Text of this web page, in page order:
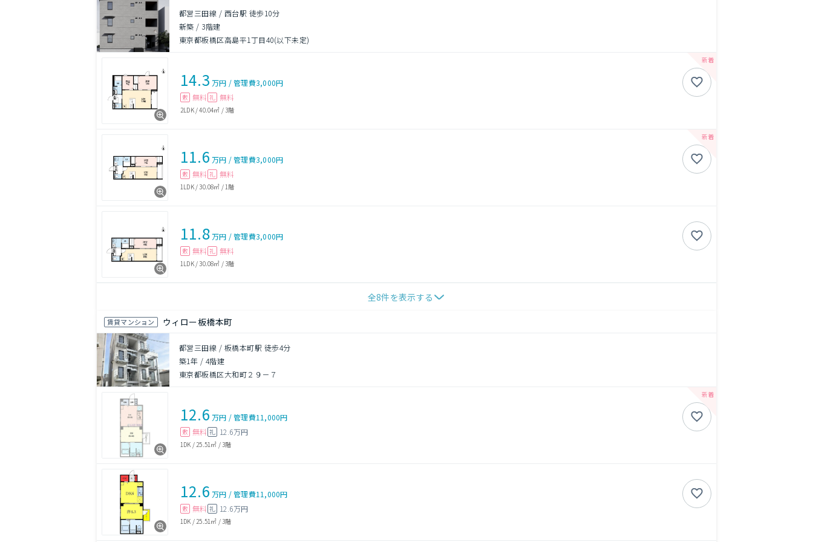
都営三田線 / 西台駅 徒歩10分
新築 / 3階建
東京都板橋区高島平1丁目40(以下未定)
14.3 万円 /管理費3,000円
敷 無料 礼 無料
2LDK/40.04㎡ /3階
11.6 万円 /管理費3,000円
敷 無料 礼 無料
1LDK/30.08㎡ / 1階
11.8万円 /管理費3,000円
敷 無料 礼 無料
1LDK/30.08㎡ /3階
全8件を表示する
賃貸マンション ウィロー板橋本町
都営三田線 / 板橋本町駅 徒歩4分
築1年 / 4階建
東京都板橋区大和町２９－７
12.6 万円 /管理費11,000円
敷 無料 礼 12.6万円
1DK / 25.51㎡ /3階
12.6 万円 /管理費11,000円
敷 無料 礼 12.6万円
1DK / 25.51㎡ /3階